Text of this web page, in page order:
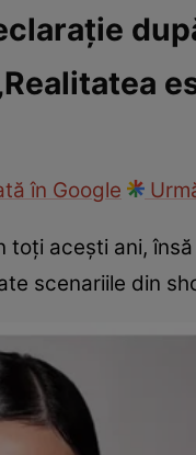
în Google
acești ani,
scenariile din